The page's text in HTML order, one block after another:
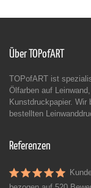
Über TOPofART
TOPofART ist
Ölfarben auf
Kunstdruckpapier. Wir
bestellten
Referenzen